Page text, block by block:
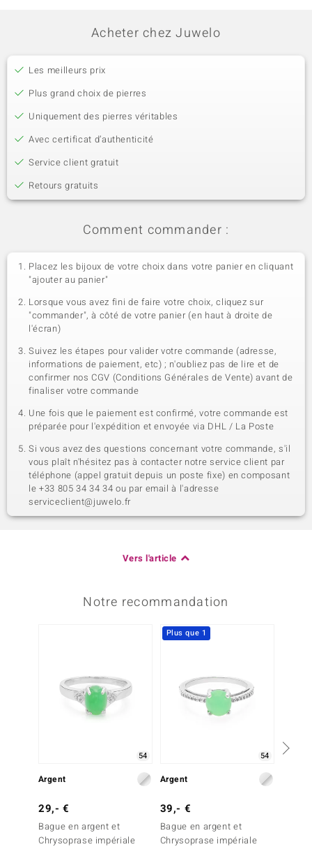
Acheter chez Juwelo
Les meilleurs prix
Plus grand choix de pierres
Uniquement des pierres véritables
Avec certificat d’authenticité
Service client gratuit
Retours gratuits
Comment commander :
Placez les bijoux de votre choix dans votre panier en cliquant
"ajouter au panier"
Lorsque vous avez fini de faire votre choix, cliquez sur
"commander", à côté de votre panier (en haut à droite de
l'écran)
Suivez les étapes pour valider votre commande (adresse,
informations de paiement, etc) ; n'oubliez pas de lire et de
confirmer nos CGV (Conditions Générales de Vente) avant de
finaliser votre commande
Une fois que le paiement est confirmé, votre commande est
préparée pour l'expédition et envoyée via DHL / La Poste
Si vous avez des questions concernant votre commande, s'il
vous plaît n'hésitez pas à contacter notre service client par
téléphone (appel gratuit depuis un poste fixe) en composant
le +33 805 34 34 34 ou par email à l'adresse
serviceclient@juwelo.fr
Vers l'article
Notre recommandation
54
Argent
29,- €
Bague en argent et
Chrysoprase impériale
Plus que 1
54
Argent
39,- €
Bague en argent et
Chrysoprase impériale